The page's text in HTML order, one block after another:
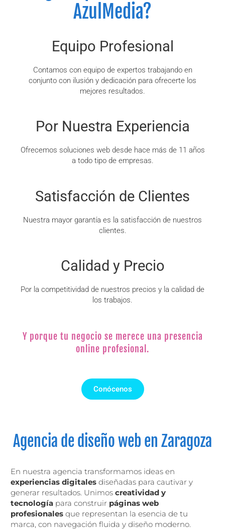
AzulMedia?
Equipo Profesional
Contamos con equipo de expertos trabajando en
conjunto con ilusión y dedicación para ofrecerte los
mejores resultados.
Por Nuestra Experiencia
Ofrecemos soluciones web desde hace más de 11 años
a todo tipo de empresas.
Satisfacción de Clientes
Nuestra mayor garantía es la satisfacción de nuestros
clientes.
Calidad y Precio
Por la competitividad de nuestros precios y la calidad de
los trabajos.
Y porque tu negocio se merece una presencia
online profesional.
Conócenos
Agencia de diseño web en Zaragoza
En nuestra agencia transformamos ideas en
experiencias digitales diseñadas para cautivar y
generar resultados. Unimos creatividad y
tecnología para construir páginas web
profesionales que representan la esencia de tu
marca, con navegación fluida y diseño moderno.